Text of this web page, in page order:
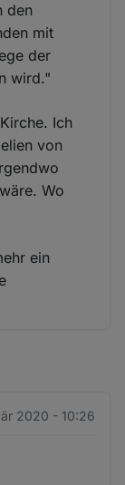
den
mit
der
wird."
Ich
von
Wo
ein
2020 - 10:26